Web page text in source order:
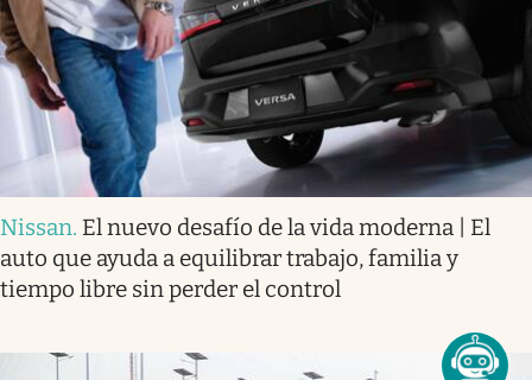
Nissan. El nuevo desafío de la vida moderna | El
auto que ayuda a equilibrar trabajo, familia y
tiempo libre sin perder el control